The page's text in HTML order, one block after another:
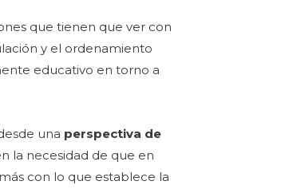
que tienen que ver con
y el ordenamiento
educativo en torno a
una perspectiva de
la necesidad de que en
con lo que establece la